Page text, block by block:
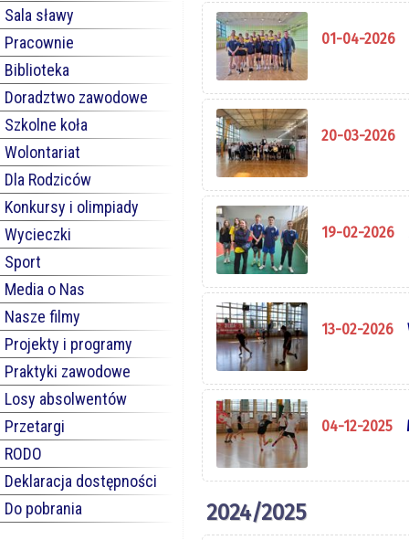
Sala sławy
Pracownie
Biblioteka
Doradztwo zawodowe
Szkolne koła
Wolontariat
Dla Rodziców
Konkursy i olimpiady
Wycieczki
Sport
Media o Nas
Nasze filmy
Projekty i programy
Praktyki zawodowe
Losy absolwentów
Przetargi
RODO
Deklaracja dostępności
Do pobrania
01-04-2026
20-03-2026
19-02-2026
13-02-2026
04-12-2025
2024/2025